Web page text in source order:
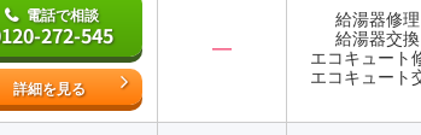
電話で相談
272-545
詳細を見る
―
給湯器修
給湯器交
エコキュート
エコキュート